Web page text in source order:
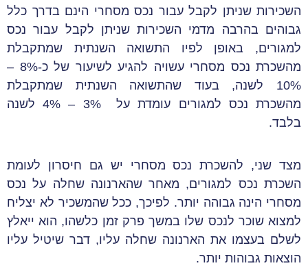
השכירות שניתן לקבל עבור נכס מסחרי הינם בדרך כלל
גבוהים בהרבה מדמי השכירות שניתן לקבל עבור נכס
למגורים, באופן לפיו התשואה השנתית שמתקבלת
מהשכרת נכס מסחרי עשויה להגיע לשיעור של כ-8% –
10% לשנה, בעוד שהתשואה השנתית שמתקבלת
מהשכרת נכס למגורים עומדת על 3% – 4% לשנה
בלבד.
מצד שני, להשכרת נכס מסחרי יש גם חיסרון לעומת
השכרת נכס למגורים, מאחר שהארנונה שחלה על נכס
מסחרי הינה גבוהה יותר. לפיכך, ככל שהמשכיר לא יצליח
למצוא שוכר לנכס שלו במשך פרק זמן כלשהו, הוא ייאלץ
לשלם בעצמו את הארנונה שחלה עליו, דבר שיטיל עליו
הוצאות גבוהות יותר.